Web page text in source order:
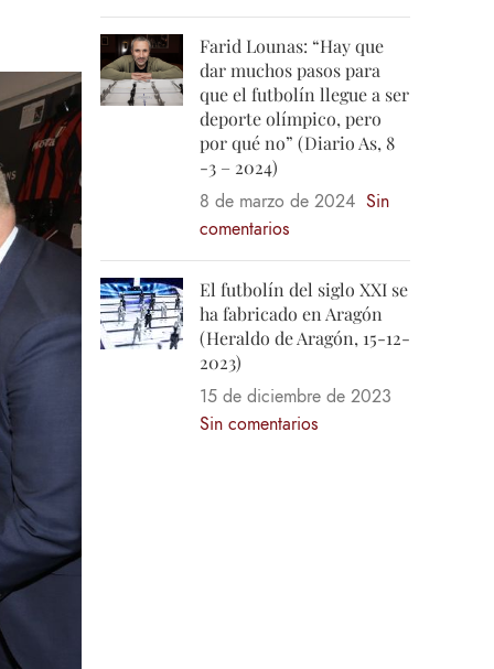
Farid Lounas: “Hay que
dar muchos pasos para
que el futbolín llegue a ser
deporte olímpico, pero
por qué no” (Diario As, 8
-3 – 2024)
8 de marzo de 2024 Sin
comentarios
El futbolín del siglo XXI se
ha fabricado en Aragón
(Heraldo de Aragón, 15-12-
2023)
15 de diciembre de 2023
Sin comentarios